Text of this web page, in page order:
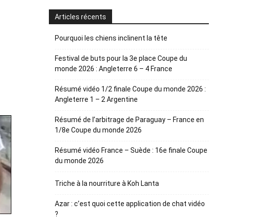
Articles récents
Pourquoi les chiens inclinent la tête
Festival de buts pour la 3e place Coupe du
monde 2026 : Angleterre 6 – 4 France
Résumé vidéo 1/2 finale Coupe du monde 2026 :
Angleterre 1 – 2 Argentine
Résumé de l’arbitrage de Paraguay – France en
1/8e Coupe du monde 2026
Résumé vidéo France – Suède : 16e finale Coupe
du monde 2026
Triche à la nourriture à Koh Lanta
Azar : c’est quoi cette application de chat vidéo
?